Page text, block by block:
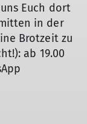
Euch dort
in der
Brotzeit zu
ab 19.00